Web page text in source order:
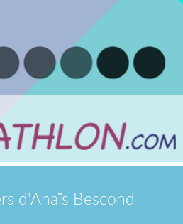
d'Anaïs Bescond